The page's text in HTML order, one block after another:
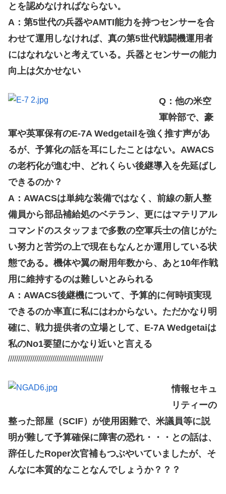
とを認めなければならない。
A：第5世代の兵器やAMTI能力を持つセンサーを合
わせて運用しなければ、真の第5世代戦闘機運用者
にはなれないと考えている。兵器とセンサーの能力
向上は欠かせない
Q：他の米空
軍幹部で、豪
軍や英軍保有のE-7A Wedgetailを強く推す声があ
るが、予算化の話を耳にしたことはない。AWACS
の老朽化が進む中、どれくらい後継導入を先延ばし
できるのか？
A：AWACSは単純な装備ではなく、前線の新人整
備員から部品補給処のベテラン、更にはマテリアル
コマンドのスタッフまで多数の空軍兵士の信じがた
い努力と苦労の上で現在もなんとか運用している状
態である。機体や翼の耐用年数から、あと10年作戦
用に維持するのは難しいとみられる
A：AWACS後継機について、予算的に何時頃実現
できるのか率直に私にはわからない。ただかなり明
確に、戦力提供者の立場として、E-7A Wedgetaiは
私のNo1要望にかなり近いと言える
///////////////////////////////////////////////
情報セキュ
リティーの
整った部屋（SCIF）が使用困難で、米議員等に説
明が難して予算確保に障害の恐れ・・・との話は、
辞任したRoper次官補もつぶやいていましたが、そ
んなに本質的なことなんでしょうか？？？